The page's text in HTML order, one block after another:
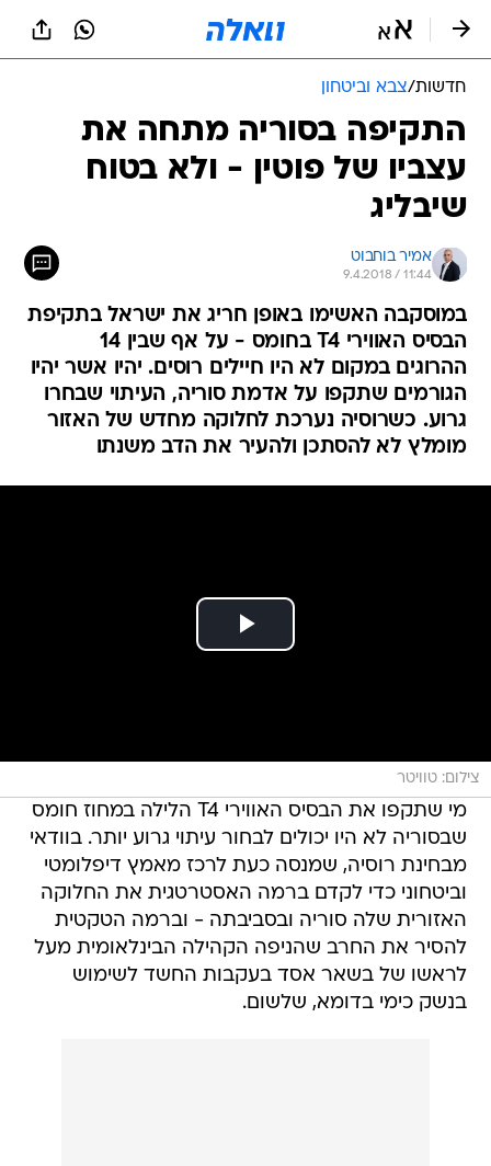
חדשות/צבא וביטחון
התקיפה בסוריה מתחה את
עצביו של פוטין - ולא בטוח
שיבליג
אמיר בוחבוט
9.4.2018 / 11:44
במוסקבה האשימו באופן חריג את ישראל בתקיפת
הבסיס האווירי T4 בחומס - על אף שבין 14
ההרוגים במקום לא היו חיילים רוסים. יהיו אשר יהיו
הגורמים שתקפו על אדמת סוריה, העיתוי שבחרו
גרוע. כשרוסיה נערכת לחלוקה מחדש של האזור
מומלץ לא להסתכן ולהעיר את הדב משנתו
צילום: טוויטר
מי שתקפו את הבסיס האווירי T4 הלילה במחוז חומס
שבסוריה לא היו יכולים לבחור עיתוי גרוע יותר. בוודאי
מבחינת רוסיה, שמנסה כעת לרכז מאמץ דיפלומטי
וביטחוני כדי לקדם ברמה האסטרטגית את החלוקה
האזורית שלה סוריה ובסביבתה - וברמה הטקטית
להסיר את החרב שהניפה הקהילה הבינלאומית מעל
לראשו של בשאר אסד בעקבות החשד לשימוש
בנשק כימי בדומא, שלשום.